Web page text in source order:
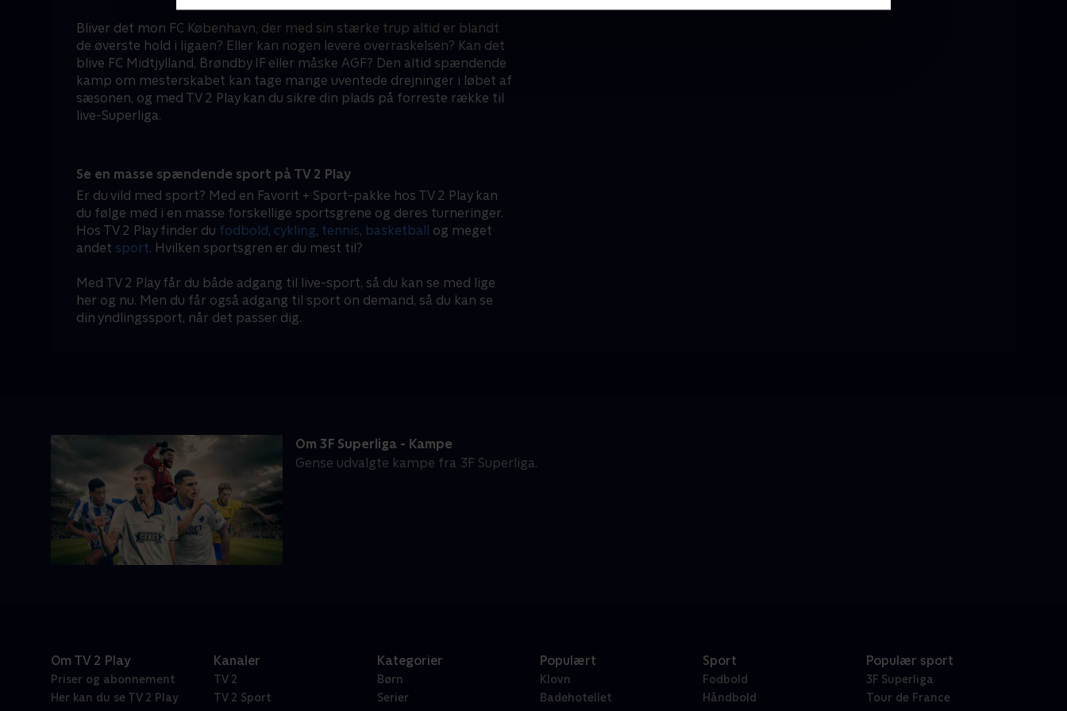
Bliver det mon FC København, der med sin stærke trup altid er blandt
de øverste hold i ligaen? Eller kan nogen levere overraskelsen? Kan det
blive FC Midtjylland, Brøndby IF eller måske AGF? Den altid spændende
kamp om mesterskabet kan tage mange uventede drejninger i løbet af
sæsonen, og med TV 2 Play kan du sikre din plads på forreste række til
live-Superliga.
Se en masse spændende sport på TV 2 Play
Er du vild med sport? Med en Favorit + Sport-pakke hos TV 2 Play kan
du følge med i en masse forskellige sportsgrene og deres turneringer.
Hos TV 2 Play finder du fodbold, cykling, tennis, basketball og meget
andet sport. Hvilken sportsgren er du mest til?
Med TV 2 Play får du både adgang til live-sport, så du kan se med lige
her og nu. Men du får også adgang til sport on demand, så du kan se
din yndlingssport, når det passer dig.
Om 3F Superliga - Kampe
Gense udvalgte kampe fra 3F Superliga.
Om TV 2 Play
Priser og abonnement
Her kan du se TV 2 Play
Kanaler
TV 2
TV 2 Sport
Kategorier
Børn
Serier
Populært
Klovn
Badehotellet
Sport
Fodbold
Håndbold
Populær sport
3F Superliga
Tour de France